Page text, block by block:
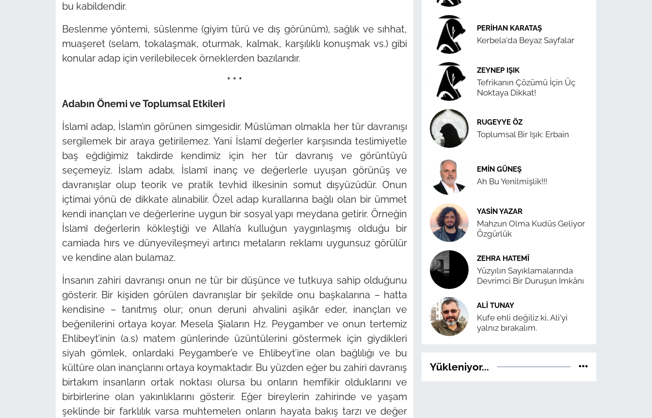
bu kabildendir.
Beslenme yöntemi, süslenme (giyim türü ve dış görünüm), sağlık ve sıhhat,
muaşeret (selam, tokalaşmak, oturmak, kalmak, karşılıklı konuşmak vs.) gibi
konular adap için verilebilecek örneklerden bazılarıdır.
* * *
Adabın Önemi ve Toplumsal Etkileri
İslamî adap, İslam’ın görünen simgesidir. Müslüman olmakla her tür davranışı
sergilemek bir araya getirilemez. Yani İslamî değerler karşısında teslimiyetle
baş eğdiğimiz takdirde kendimiz için her tür davranış ve görüntüyü
seçemeyiz. İslam adabı, İslamî inanç ve değerlerle uyuşan görünüş ve
davranışlar olup teorik ve pratik tevhid ilkesinin somut dışyüzüdür. Onun
içtimai yönü de dikkate alınabilir. Özel adap kurallarına bağlı olan bir ümmet
kendi inançları ve değerlerine uygun bir sosyal yapı meydana getirir. Örneğin
İslamî değerlerin kökleştiği ve Allah’a kulluğun yaygınlaşmış olduğu bir
camiada hırs ve dünyevileşmeyi artırıcı metaların reklamı uygunsuz görülür
ve kendine alan bulamaz.
İnsanın zahiri davranışı onun ne tür bir düşünce ve tutkuya sahip olduğunu
gösterir. Bir kişiden görülen davranışlar bir şekilde onu başkalarına – hatta
kendisine – tanıtmış olur; onun deruni ahvalini aşikâr eder, inançları ve
beğenilerini ortaya koyar. Mesela Şiaların Hz. Peygamber ve onun tertemiz
Ehlibeyt’inin (a.s) matem günlerinde üzüntülerini göstermek için giydikleri
siyah gömlek, onlardaki Peygamber’e ve Ehlibeyt’ine olan bağlılığı ve bu
kültüre olan inançlarını ortaya koymaktadır. Bu yüzden eğer bu zahiri davranış
birtakım insanların ortak noktası olursa bu onların hemfikir olduklarını ve
birbirlerine olan yakınlıklarını gösterir. Eğer bireylerin zahirinde ve yaşam
şeklinde bir farklılık varsa muhtemelen onların hayata bakış tarzı ve değer
PERIHAN KARATAŞ
Kerbela'da Beyaz Sayfalar
ZEYNEP IŞIK
Tefrikanın Çözümü İçin Üç
Noktaya Dikkat!
RUGEYYE ÖZ
Toplumsal Bir Işık: Erbain
EMIN GÜNEŞ
Ah Bu Yenilmişlik!!!
YASIN YAZAR
Mahzun Olma Kudüs Geliyor
Özgürlük
ZEHRA HATEMÎ
Yüzyılın Sayıklamalarında
Devrimci Bir Duruşun İmkânı
ALI TUNAY
Kufe ehli değiliz ki, Ali'yi
yalnız bırakalım.
Yükleniyor...